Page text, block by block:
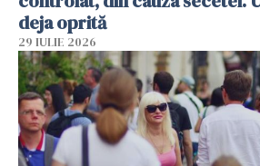
deja oprită
29 IULIE 2026